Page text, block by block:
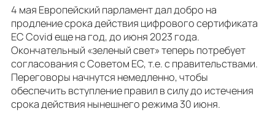
4 мая Европейский парламент дал добро на
продление срока действия цифрового сертификата
ЕС Covid еще на год, до июня 2023 года.
Окончательный «зеленый свет» теперь потребует
согласования с Советом ЕС, т.е. с правительствами.
Переговоры начнутся немедленно, чтобы
обеспечить вступление правил в силу до истечения
срока действия нынешнего режима 30 июня.